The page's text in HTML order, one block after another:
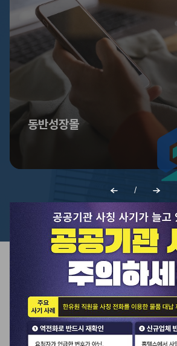
동반성장몰
한유원알림
공지사항 입찰정보 채용공고
이전 다음
/